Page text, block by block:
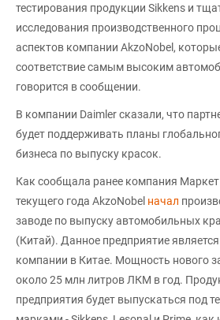
тестирования продукции Sikkens и
исследования производственного
аспектов компании AkzoNobel,
соответствие самым высоким
говорится в сообщении.
В компании Daimler сказали, что
будет поддерживать планы
бизнеса по выпуску красок.
Как сообщала ранее компания Маркет
текущего года AkzoNobel начал
заводе по выпуску автомобильных
(Китай). Данное предприятие
компании в Китае. Мощность нового
около 25 млн литров ЛКМ в год.
предприятия будет выпускаться под